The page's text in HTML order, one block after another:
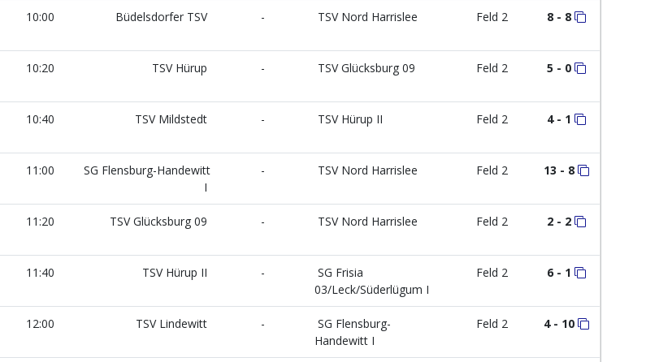
10:00 Büdelsdorfer TSV - TSV Nord Harrislee Feld 2 8 - 8
10:20 TSV Hürup - TSV Glücksburg 09 Feld 2 5 - 0
10:40 TSV Mildstedt - TSV Hürup II Feld 2 4 - 1
11:00
SG Flensburg-Handewitt
I
- TSV Nord Harrislee Feld 2 13 - 8
11:20 TSV Glücksburg 09 - TSV Nord Harrislee Feld 2 2 - 2
11:40 TSV Hürup II -
SG Frisia
03/Leck/Süderlügum I
Feld 2 6 - 1
12:00 TSV Lindewitt -
SG Flensburg-
Handewitt I
Feld 2 4 - 10